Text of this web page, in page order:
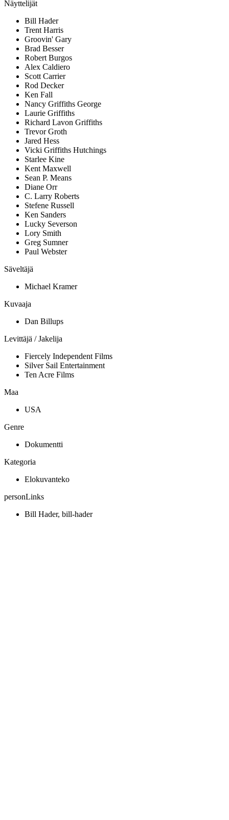
Näyttelijät
Bill Hader
Trent Harris
Groovin' Gary
Brad Besser
Robert Burgos
Alex Caldiero
Scott Carrier
Rod Decker
Ken Fall
Nancy Griffiths George
Laurie Griffiths
Richard Lavon Griffiths
Trevor Groth
Jared Hess
Vicki Griffiths Hutchings
Starlee Kine
Kent Maxwell
Sean P. Means
Diane Orr
C. Larry Roberts
Stefene Russell
Ken Sanders
Lucky Severson
Lory Smith
Greg Sumner
Paul Webster
Säveltäjä
Michael Kramer
Kuvaaja
Dan Billups
Levittäjä / Jakelija
Fiercely Independent Films
Silver Sail Entertainment
Ten Acre Films
Maa
USA
Genre
Dokumentti
Kategoria
Elokuvanteko
personLinks
Bill Hader, bill-hader